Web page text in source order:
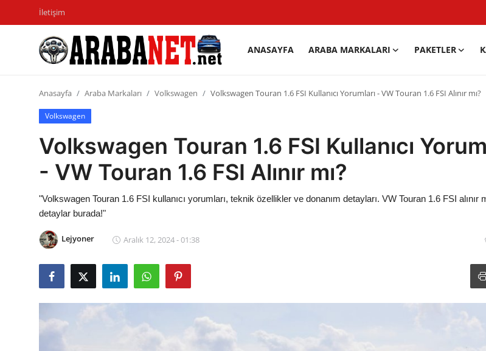
İletişim
ANASAYFA ARABA MARKALARI PAKETLER
Giriş
Kayıt
Anasayfa
İletişim
Araba Markaları
Paketler
Karşılaştırmalar
Kronik Sorunlar
Bakım & Arıza Çözümleri
İkinci El & Ekspertiz
Muayene & Emisyon
Anasayfa Araba Markaları Volkswagen Volkswagen Touran 1.6 FSI Kullanıcı Yorumları - VW Touran 1.6 FSI Alınır mı?
Volkswagen
Volkswagen Touran 1.6 FSI Kullanıcı
- VW Touran 1.6 FSI Alınır mı?
"Volkswagen Touran 1.6 FSI kullanıcı yorumları, teknik özellikler ve donanım detayları. VW Touran 1.6 FSI alınır
detaylar burada!"
Lejyoner Aralık 12, 2024 - 01:38